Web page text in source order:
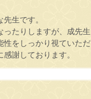
生です。
たりしますが、成先
をしっかり視ていた
謝しております。